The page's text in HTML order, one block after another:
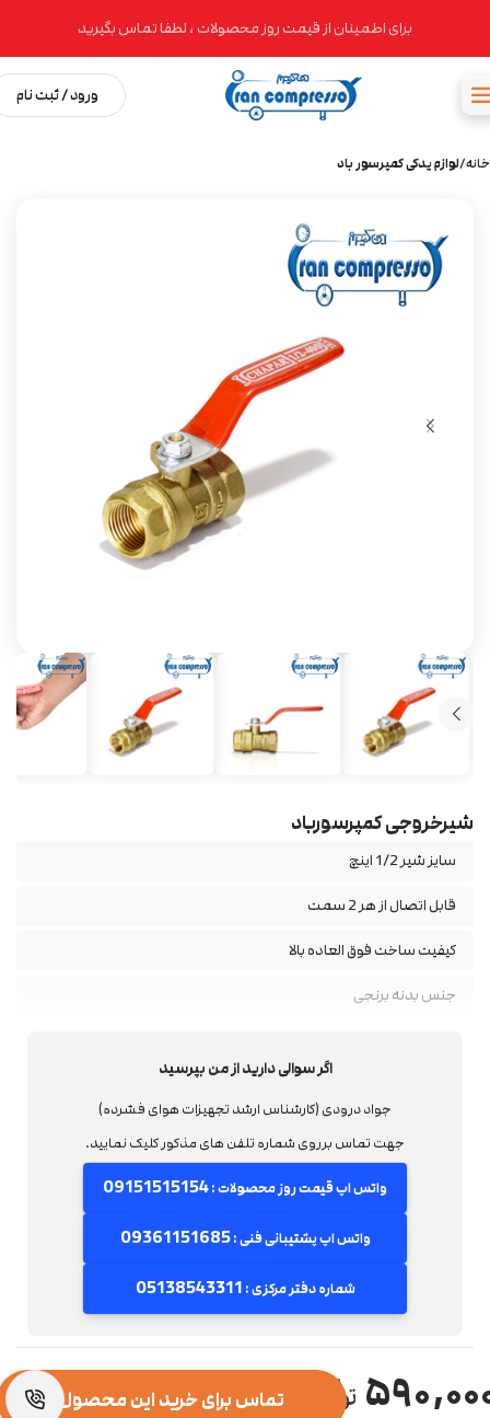
برای اطمینان از قیمت روز محصولات ، لطفا تماس بگیرید
ورود / ثبت نام
خانه لوازم یدکی کمپرسور باد
شیرخروجی کمپرسورباد
سایز شیر 1/2 اینچ
قابل اتصال از هر 2 سمت
کیفیت ساخت فوق العاده بالا
جنس بدنه برنجی
اگر سوالی دارید از من بپرسید
جواد درودی (کارشناس ارشد تجهیزات هوای فشرده)
جهت تماس برروی شماره تلفن های مذکور کلیک نمایید.
واتس اپ قیمت روز محصولات :09151515154
واتس اپ پشتیبانی فنی :09361151685
شماره دفتر مرکزی : 05138543311
تماس برای خرید این محصول